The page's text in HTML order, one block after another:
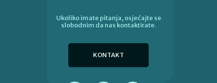
Ukoliko imate pitanja, osjećajte se
slobodnim da nas kontaktirate.
KONTAKT